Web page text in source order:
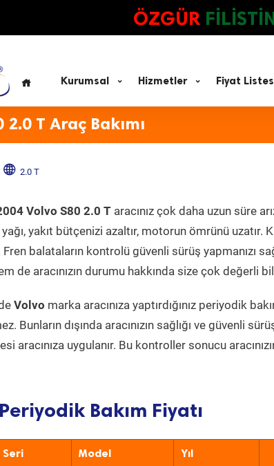
ÖZGÜR
Kurumsal Hizmetler Fiyat
2.0 T Araç Bakımı
2.0 T
Volvo S80 2.0 T aracınız çok daha uzun süre
yakıt bütçenizi azaltır, motorun ömrünü
Fren balataların kontrolü güvenli sürüş yapmanızı
de aracınızın durumu hakkında size çok değerli
Volvo marka aracınıza yaptırdığınız periyodik
Bunların dışında aracınızın sağlığı ve güvenli
aracınıza uygulanır. Bu kontroller sonucu
Bakım Fiyatı
Seri Model Yıl